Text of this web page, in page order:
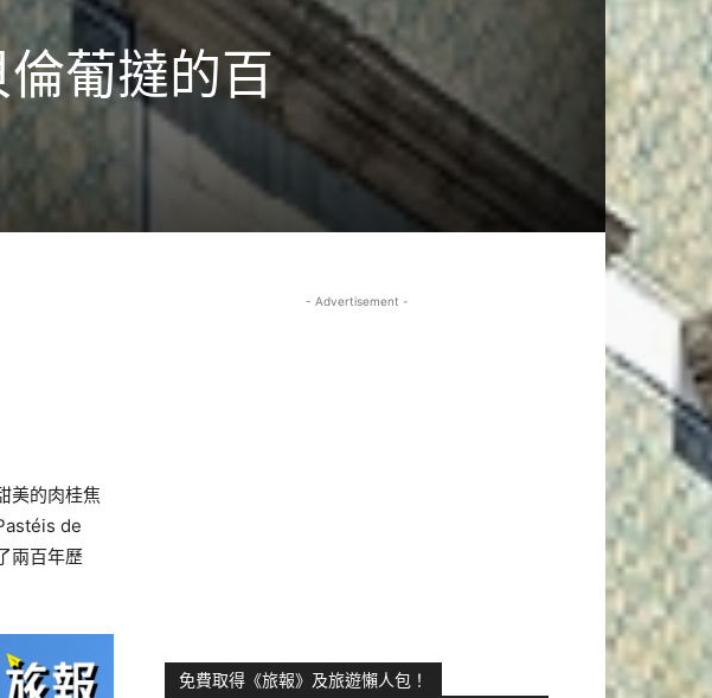
葡撻的百
美的肉桂焦
de
兩百年歷
- Advertisement -
免費取得《旅報》及旅遊懶人包！